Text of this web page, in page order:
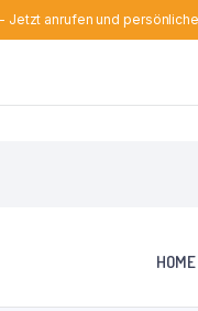
Jetzt anrufen und
HOME